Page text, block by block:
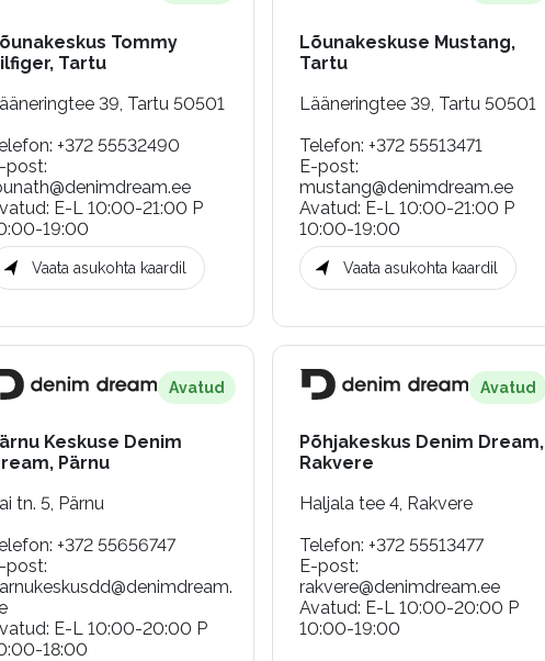
Tommy
Tartu
39, Tartu 50501
: +372 55532490
post:
: E-L 10:00-21:00 P
19:00
Vaata asukohta kaardil
Lõunakeskuse Mustang,
Tartu
Lääneringtee 39, Tartu 50501
Telefon: +372 55513471
E-post:
mustang@denimdream.ee
Avatud: E-L 10:00-21:00 P
10:00-19:00
Vaata asukohta kaardil
Avatud
Keskuse Denim
Pärnu
tn. 5, Pärnu
: +372 55656747
post:
: E-L 10:00-20:00 P
18:00
Avatud
Põhjakeskus Denim Dream,
Rakvere
Haljala tee 4, Rakvere
Telefon: +372 55513477
E-post:
rakvere@denimdream.ee
Avatud: E-L 10:00-20:00 P
10:00-19:00